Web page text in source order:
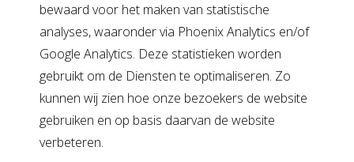
bewaard voor het maken van statistische
analyses, waaronder via Phoenix Analytics en/of
Google Analytics. Deze statistieken worden
gebruikt om de Diensten te optimaliseren. Zo
kunnen wij zien hoe onze bezoekers de website
gebruiken en op basis daarvan de website
verbeteren.